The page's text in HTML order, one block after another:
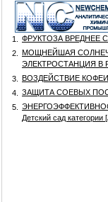
1.
ФРУКТОЗА ВРЕДНЕЕ
2.
МОЩНЕЙШАЯ
ЭЛЕКТРОСТАНЦИЯ В
3.
ВОЗДЕЙСТВИЕ
4.
ЗАЩИТА СОЕВЫХ
5.
Детский сад категории